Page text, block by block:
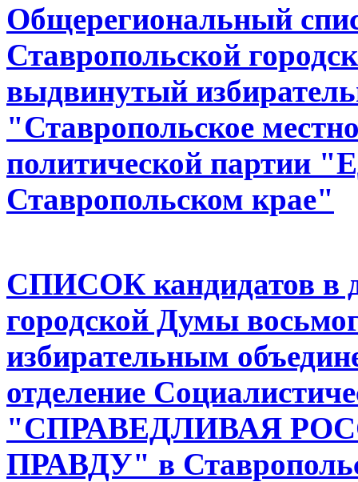
Общерегиональный
Ставропольской
выдвинутый
"Ставропольское
политической
Ставропольском крае"
СПИСОК кандидатов в
городской Думы
избирательным
отделение
"СПРАВЕДЛИВАЯ
ПРАВДУ" в